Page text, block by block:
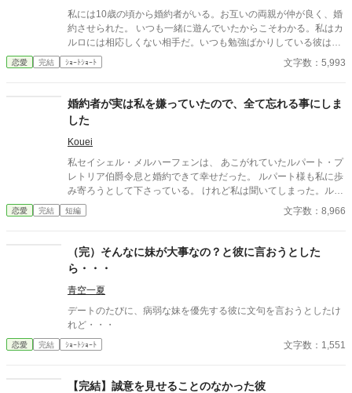
私には10歳の頃から婚約者がいる。お互いの両親が仲が良く、婚
約させられた。 いつも一緒に遊んでいたからこそわかる。私はカ
ルロには相応しくない相手だ。いつも勉強ばかりしている彼は色
んなことを知っていて、知ろうとする努力が凄まじい。そんな彼
とよく一緒に図書館で楽しそうに会話をしている女の人がいる。
カルロと仲良くしている女の人の婚約者とばったり会ってしまっ
た…
恋愛 完結 ｼｮｰﾄｼｮｰﾄ 文字数：5,993
婚約者が実は私を嫌っていたので、全て忘れる事にしま
した
Kouei
私セイシェル・メルハーフェンは、 あこがれていたルパート・プ
レトリア伯爵令息と婚約できて幸せだった。 ルパート様も私に歩
み寄ろうとして下さっている。 けれど私は聞いてしまった。ルパ
ート様の本音を。 『我慢するしかない』 『彼女といると疲れる』
私はルパート様に嫌われていたの？ 本当は厭わしく思っていた
は、他投稿サイトにも公開しています。
恋愛 完結 短編 文字数：8,966
（完）そんなに妹が大事なの？と彼に言おうとした
ら・・・
青空一夏
デートのたびに、病弱な妹を優先する彼に文句を言おうとしたけ
れど・・・
恋愛 完結 ｼｮｰﾄｼｮｰﾄ 文字数：1,551
【完結】誠意を見せることのなかった彼